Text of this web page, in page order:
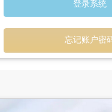
登录系统
忘记账户密